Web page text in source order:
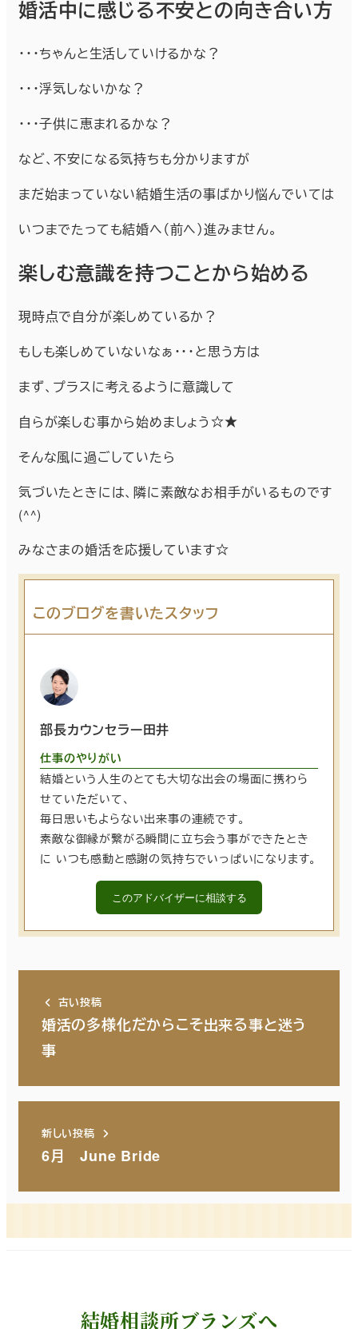
婚活中に感じる不安との向き合い方
・・・ちゃんと生活していけるかな？
・・・浮気しないかな？
・・・子供に恵まれるかな？
など、不安になる気持ちも分かりますが
まだ始まっていない結婚生活の事ばかり悩んでいては
いつまでたっても結婚へ（前へ）進みません。
楽しむ意識を持つことから始める
現時点で自分が楽しめているか？
もしも楽しめていないなぁ・・・と思う方は
まず、プラスに考えるように意識して
自らが楽しむ事から始めましょう☆★
そんな風に過ごしていたら
気づいたときには、隣に素敵なお相手がいるものです
(^^)
みなさまの婚活を応援しています☆
このブログを書いたスタッフ
部長カウンセラー田井
仕事のやりがい
結婚という人生のとても大切な出会の場面に携わら
せていただいて、
毎日思いもよらない出来事の連続です。
素敵な御縁が繋がる瞬間に立ち会う事ができたとき
に いつも感動と感謝の気持ちでいっぱいになります。
このアドバイザーに相談する
古い投稿
婚活の多様化だからこそ出来る事と迷う
事
新しい投稿
6月 June Bride
結婚相談所ブランズへ